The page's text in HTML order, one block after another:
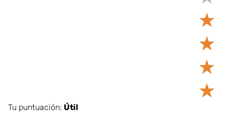
★
★
★
★
Tu puntuación: Útil